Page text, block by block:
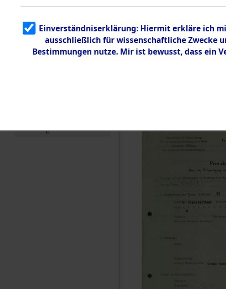
5.3.2
g
5.3.3
Todesmärsch
e
und
Einverständniserklärung: Hiermit erkläre ich
ausschließlich für wissenschaftliche Zwecke
Bestimmungen nutze. Mir ist bewusst, dass ein